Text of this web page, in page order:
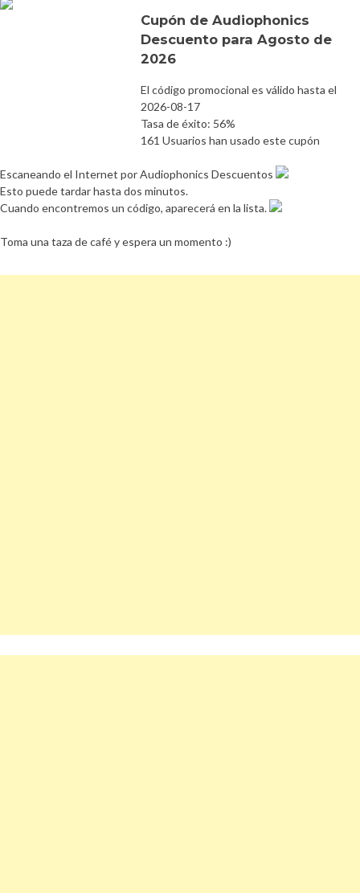
Cupón de Audiophonics
Descuento para Agosto de
2026
El código promocional es válido hasta el
2026-08-17
Tasa de éxito: 56%
161 Usuarios han usado este cupón
Escaneando el Internet por Audiophonics Descuentos
Esto puede tardar hasta dos minutos.
Cuando encontremos un código, aparecerá en la lista.
Toma una taza de café y espera un momento :)